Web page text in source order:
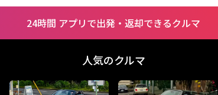
24時間 アプリで出発・返却できるクルマ
人気のクルマ